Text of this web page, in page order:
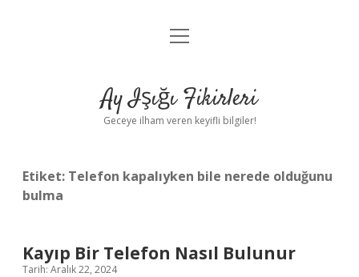
Anasayfa
Yasal Uyarı
menüyü
Ay Işığı Fikirleri
Geceye ilham veren keyifli bilgiler!
Etiket: Telefon kapalıyken bile nerede olduğunu
bulma
Kayıp Bir Telefon Nasıl Bulunur
Tarih: Aralık 22, 2024